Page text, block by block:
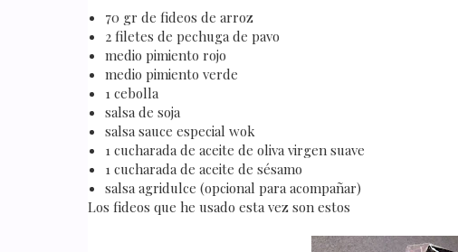
70 gr de fideos de arroz
2 filetes de pechuga de pavo
medio pimiento rojo
medio pimiento verde
1 cebolla
salsa de soja
salsa sauce especial wok
1 cucharada de aceite de oliva virgen suave
1 cucharada de aceite de sésamo
salsa agridulce (opcional para acompañar)
Los fideos que he usado esta vez son estos